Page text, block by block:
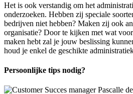
Het is ook verstandig om het
onderzoeken. Hebben zij speciale
bedrijven niet hebben? Maken zij ook
organisatie? Door te kijken met wat
maken hebt zal je jouw beslissing
houd je enkel de geschikte
Persoonlijke tips nodig?